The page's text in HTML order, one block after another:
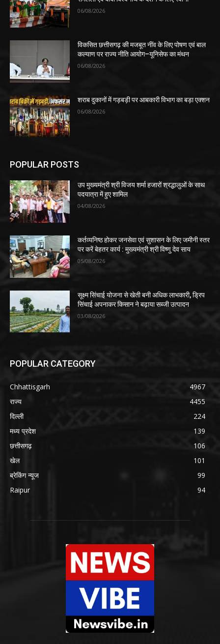
06/08/2026
विकसित छत्तीसगढ़ की मजबूत नींव के लिए पोषण एवं बाल
कल्याण पर राज्य नीति आयोग–यूनिसेफ का मंथन
06/08/2026
शराब दुकानों में गड़बड़ी पर आबकारी विभाग का बड़ा एक्शन
06/08/2026
POPULAR POSTS
उप मुख्यमंत्री श्री विजय शर्मा हजारों श्रद्धालुओं के साथ
पदयात्रा में हुए शामिल
04/08/2026
कर्तव्यनिष्ठ होकर जनसेवा एवं सुशासन के लिए जमीनी स्तर
पर करें बेहतर कार्य : मुख्यमंत्री श्री विष्णु देव साय
05/08/2026
सूक्ष्म सिंचाई योजना से खेती बनी अधिक लाभकारी, ड्रिप
सिंचाई अपनाकर किसान ने बढ़ाया सब्जी उत्पादन
03/08/2026
POPULAR CATEGORY
Chhattisgarh
4967
राज्य
4455
दिल्ली
224
मध्य प्रदेश
139
छत्तीसगढ़
106
खेल
101
ब्रेकिंग न्यूज
99
Raipur
94